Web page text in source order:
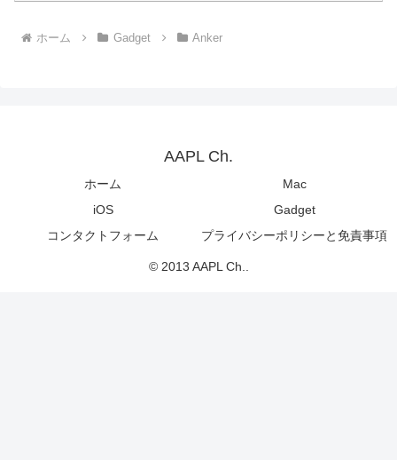
ホーム Gadget Anker
AAPL Ch.
ホーム
Mac
iOS
Gadget
コンタクトフォーム
プライバシーポリシーと免責事項
© 2013 AAPL Ch..